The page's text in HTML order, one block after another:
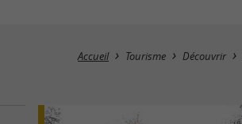
Accueil Tourisme Découvrir